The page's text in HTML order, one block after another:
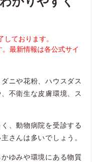
ております。
最新情報は各公式サイ
ニや花粉、ハウスダス
不衛生な皮膚環境、ス
、動物病院を受診する
さんは多いでしょう。
ゆみや環境にある物質